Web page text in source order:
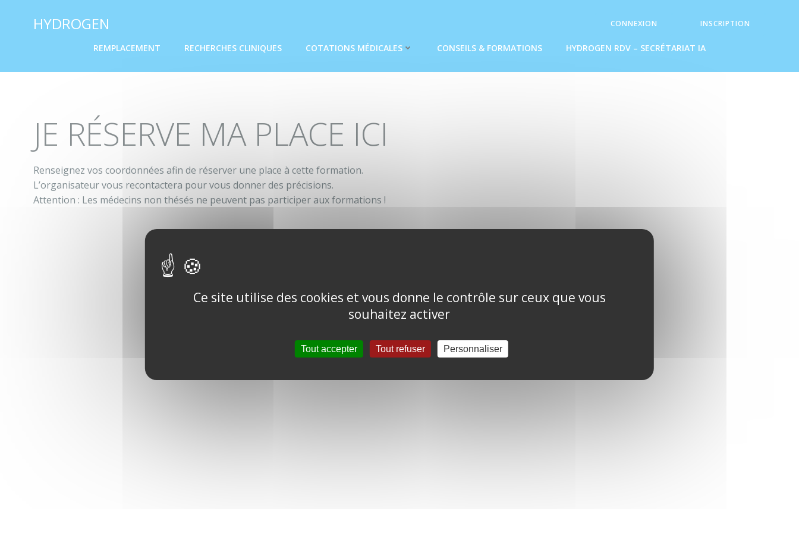
HYDROGEN CONNEXION INSCRIPTION
REMPLACEMENT RECHERCHES CLINIQUES COTATIONS MÉDICALES CONSEILS & FORMATIONS HYDROGEN RDV – SECRÉTARIAT IA
JE RÉSERVE MA PLACE ICI
Renseignez vos coordonnées afin de réserver une place à cette formation.
L’organisateur vous recontactera pour vous donner des précisions.
Attention : Les médecins non thésés ne peuvent pas participer aux formations !
Ce site utilise des cookies et vous donne le contrôle sur ceux que vous
souhaitez activer
Tout accepter Tout refuser Personnaliser